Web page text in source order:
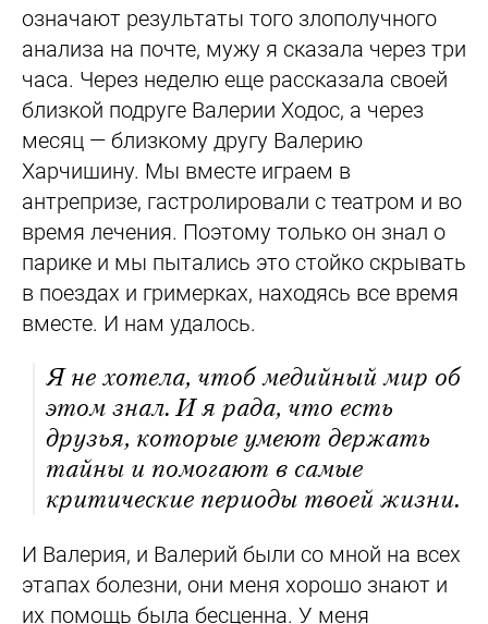
означают результаты того злополучного
анализа на почте, мужу я сказала через три
часа. Через неделю еще рассказала своей
близкой подруге Валерии Ходос, а через
месяц — близкому другу Валерию
Харчишину. Мы вместе играем в
антрепризе, гастролировали с театром и во
время лечения. Поэтому только он знал о
парике и мы пытались это стойко скрывать
в поездах и гримерках, находясь все время
вместе. И нам удалось.
Я не хотела, чтоб медийный мир об
этом знал. И я рада, что есть
друзья, которые умеют держать
тайны и помогают в самые
критические периоды твоей жизни.
И Валерия, и Валерий были со мной на всех
этапах болезни, они меня хорошо знают и
их помощь была бесценна. У меня